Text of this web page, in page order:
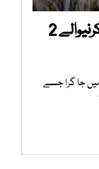
میر پور خاص میں مچھلی کا شکار کرنیوالے 2
میں جا گرا جسے